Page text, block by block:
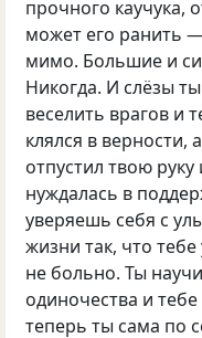
прочного каучука,
может его ранить
мимо. Большие и
Никогда. И слёзы
веселить врагов и
клялся в верности,
отпустил твою
нуждалась в
уверяешь себя с
жизни так, что
не больно. Ты
одиночества и
теперь ты сама по